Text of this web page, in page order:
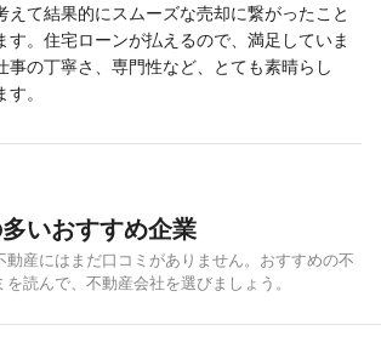
えて結果的にスムーズな売却に繋がったこと
す。住宅ローンが払えるので、満足していま
事の丁寧さ、専門性など、とても素晴らし
。
いおすすめ企業
動産にはまだ口コミがありません。おすすめの不
読んで、不動産会社を選びましょう。